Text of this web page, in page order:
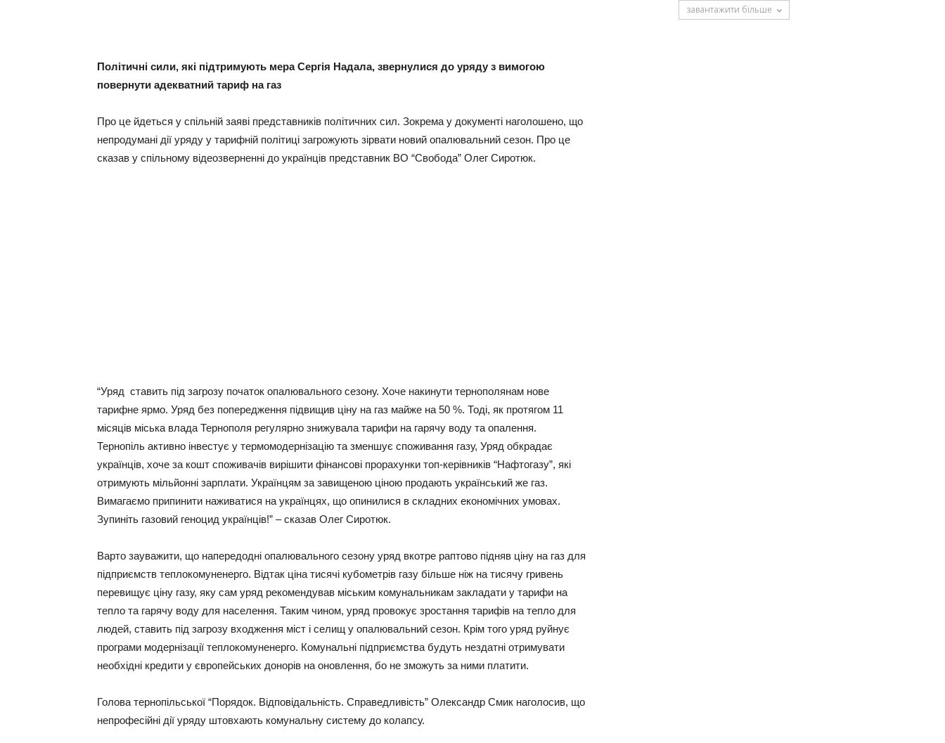
Політичні сили, які підтримують мера Сергія Надала, звернулися до уряду з вимогою
повернути адекватний тариф на газ
Про це йдеться у спільній заяві представників політичних сил. Зокрема у документі наголошено, що
непродумані дії уряду у тарифній політиці загрожують зірвати новий опалювальний сезон. Про це
сказав у спільному відеозверненні до українців представник ВО “Свобода” Олег Сиротюк.
“Уряд ставить під загрозу початок опалювального сезону. Хоче накинути тернополянам нове
тарифне ярмо. Уряд без попередження підвищив ціну на газ майже на 50 %. Тоді, як протягом 11
місяців міська влада Тернополя регулярно знижувала тарифи на гарячу воду та опалення.
Тернопіль активно інвестує у термомодернізацію та зменшує споживання газу, Уряд обкрадає
українців, хоче за кошт споживачів вирішити фінансові прорахунки топ-керівників “Нафтогазу”, які
отримують мільйонні зарплати. Українцям за завищеною ціною продають український же газ.
Вимагаємо припинити наживатися на українцях, що опинилися в складних економічних умовах.
Зупиніть газовий геноцид українців!” – сказав Олег Сиротюк.
Варто зауважити, що напередодні опалювального сезону уряд вкотре раптово підняв ціну на газ для
підприємств теплокомуненерго. Відтак ціна тисячі кубометрів газу більше ніж на тисячу гривень
перевищує ціну газу, яку сам уряд рекомендував міським комунальникам закладати у тарифи на
тепло та гарячу воду для населення. Таким чином, уряд провокує зростання тарифів на тепло для
людей, ставить під загрозу входження міст і селищ у опалювальний сезон. Крім того уряд руйнує
програми модернізації теплокомуненерго. Комунальні підприємства будуть нездатні отримувати
необхідні кредити у європейських донорів на оновлення, бо не зможуть за ними платити.
Голова тернопільської “Порядок. Відповідальність. Справедливість” Олександр Смик наголосив, що
непрофесійні дії уряду штовхають комунальну систему до колапсу.
завантажити більше